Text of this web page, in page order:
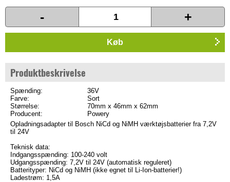
- +
Køb
Produktbeskrivelse
Spænding:
36V
Farve:
Sort
Størrelse:
70mm x 46mm x 62mm
Producent:
Powery
Opladningsadapter til Bosch NiCd og NiMH værktøjsbatterier fra 7,2V
til 24V
Teknisk data:
Indgangsspænding: 100-240 volt
Udgangsspænding: 7,2V til 24V (automatisk reguleret)
Batterityper: NiCd og NiMH (ikke egnet til Li-Ion-batterier!)
Ladestrøm: 1,5A